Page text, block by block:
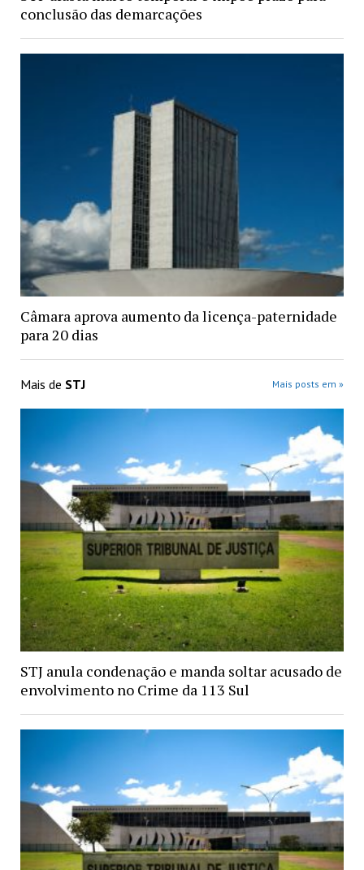
conclusão das demarcações
Câmara aprova aumento da licença-paternidade
para 20 dias
Mais de STJ Mais posts em »
STJ anula condenação e manda soltar acusado de
envolvimento no Crime da 113 Sul